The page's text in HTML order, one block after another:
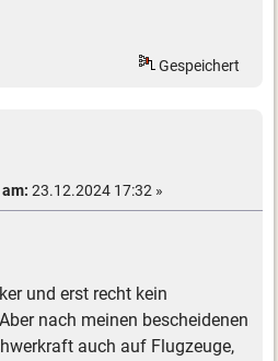
Gespeichert
23.12.2024 17:32 »
und erst recht kein
nach meinen bescheidenen
auch auf Flugzeuge,